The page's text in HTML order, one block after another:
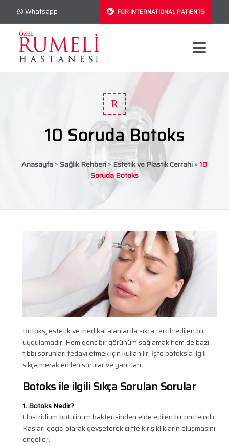
Whatsapp FOR INTERNATIONAL PATIENTS
R
10 Soruda Botoks
Anasayfa» Sağlık Rehberi»Estetik ve Plastik Cerrahi»10
Soruda Botoks
Botoks, estetik ve medikal alanlarda sıkça tercih edilen bir
uygulamadır. Hem genç bir görünüm sağlamak hem de bazı
tıbbi sorunları tedavi etmek için kullanılır. İşte botoksla ilgili
sıkça merak edilen sorular ve yanıtları:
Botoks ile ilgili Sıkça Sorulan Sorular
1. Botoks Nedir?
Clostridium botulinum bakterisinden elde edilen bir proteindir.
Kasları geçici olarak gevşeterek ciltte kırışıklıkların oluşmasını
engeller.